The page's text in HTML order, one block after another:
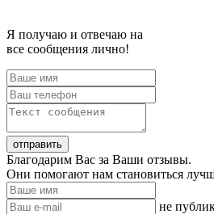
Я получаю и отвечаю на
все сообщения лично!
Благодарим Вас за Ваши отзывы.
Они помогают нам становиться
не